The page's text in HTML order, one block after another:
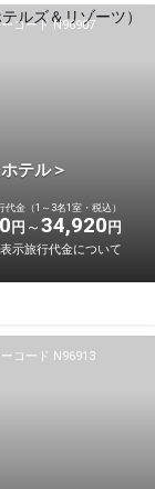
コード N96907
テル＞
金（1～3名1室・税込）
円 34,920 円
表示旅行代金について
コード N96913